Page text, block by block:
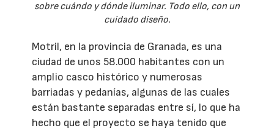
sobre cuándo y dónde iluminar. Todo ello, con un
cuidado diseño.
Motril, en la provincia de Granada, es una
ciudad de unos 58.000 habitantes con un
amplio casco histórico y numerosas
barriadas y pedanías, algunas de las cuales
están bastante separadas entre sí, lo que ha
hecho que el proyecto se haya tenido que